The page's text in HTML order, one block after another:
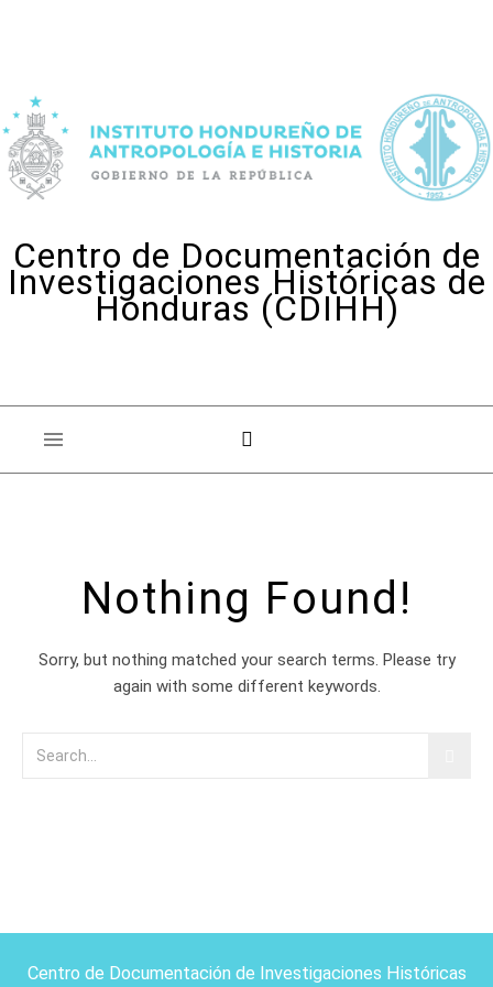
Centro de Documentación de
Investigaciones Históricas de
Honduras (CDIHH)
Nothing Found!
Sorry, but nothing matched your search terms. Please try
again with some different keywords.
Centro de Documentación de Investigaciones Históricas